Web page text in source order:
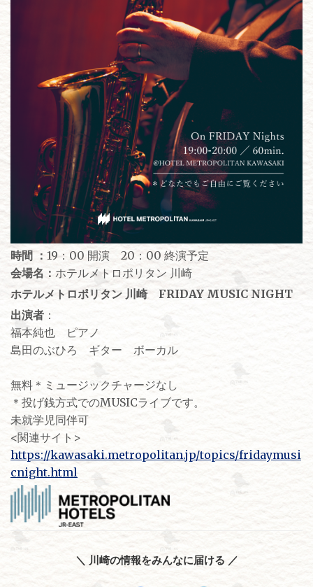
時間 ： 19：00 開演 20：00 終演予定
会場名： ホテルメトロポリタン 川崎
ホテルメトロポリタン 川崎 FRIDAY MUSIC NIGHT
出演者 ：
福本純也 ピアノ
島田のぶひろ ギター ボーカル
無料＊ミュージックチャージなし
＊投げ銭方式でのMUSICライブです。
未就学児同伴可
<関連サイト>
https://kawasaki.metropolitan.jp/topics/fridaymusi
cnight.html
＼ 川崎の情報をみんなに届ける ／